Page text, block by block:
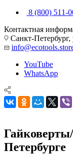
8 (800) 511-
Контактная
Санкт-
YouTube
WhatsApp
Петербурге